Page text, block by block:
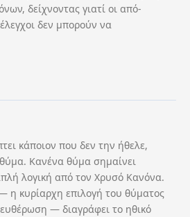
δείχνοντας γιατί οι από-
δεν μπορούν να
κάποιον που δεν την ήθελε,
Κανένα θύμα σημαίνει
λογική από τον Χρυσό Κανόνα.
η κυρίαρχη επιλογή του θύματος
— διαγράφει το ηθικό